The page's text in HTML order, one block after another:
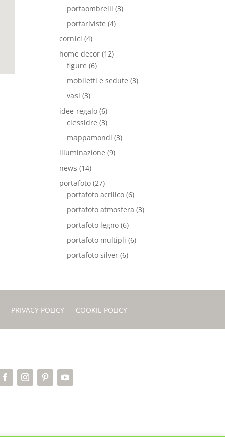
portaombrelli (3)
portariviste (4)
cornici (4)
home decor (12)
figure (6)
mobiletti e sedute (3)
vasi (3)
idee regalo (6)
clessidre (3)
mappamondi (3)
illuminazione (9)
news (14)
portafoto (27)
portafoto acrilico (6)
portafoto atmosfera (3)
portafoto legno (6)
portafoto multipli (6)
portafoto silver (6)
PRIVACY POLICY COOKIE POLICY